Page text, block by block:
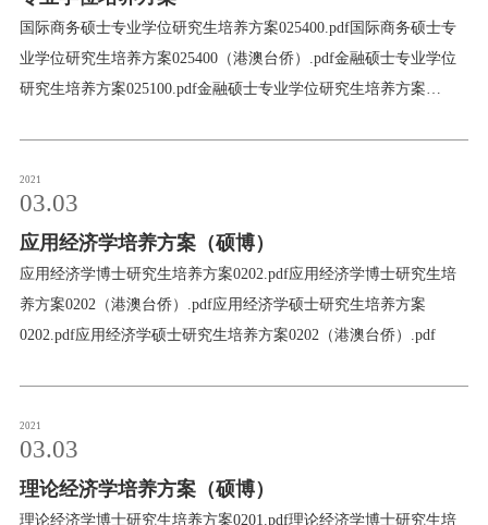
国际商务硕士专业学位研究生培养方案025400.pdf国际商务硕士专
业学位研究生培养方案025400（港澳台侨）.pdf金融硕士专业学位
研究生培养方案025100.pdf金融硕士专业学位研究生培养方案
侨）.pdf应用统计硕士专业学位研究生培养方案025200.pdf应用统计
硕士专业学位研究生培养方案025200（港澳台侨）.pdf资产评估硕
士专业学位研究生培养方案025600.pdf资产评估硕士专业学位研究
生培养方案025600（港澳台侨）.pdf
2021
03.03
应用经济学培养方案（硕博）
应用经济学博士研究生培养方案0202.pdf应用经济学博士研究生培
养方案0202（港澳台侨）.pdf应用经济学硕士研究生培养方案
0202.pdf应用经济学硕士研究生培养方案0202（港澳台侨）.pdf
2021
03.03
理论经济学培养方案（硕博）
理论经济学博士研究生培养方案0201.pdf理论经济学博士研究生培